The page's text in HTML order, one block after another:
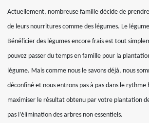
Actuellement, nombreuse famille décide de
de leurs nourritures comme des légumes. Le
Bénéficier des légumes encore frais est tout
pouvez passer du temps en famille pour la
légume. Mais comme nous le savons déjà, nous
déconfiné et nous entrons pas à pas dans le rythme
maximiser le résultat obtenu par votre plantation
pas l’élimination des arbres non essentiels.